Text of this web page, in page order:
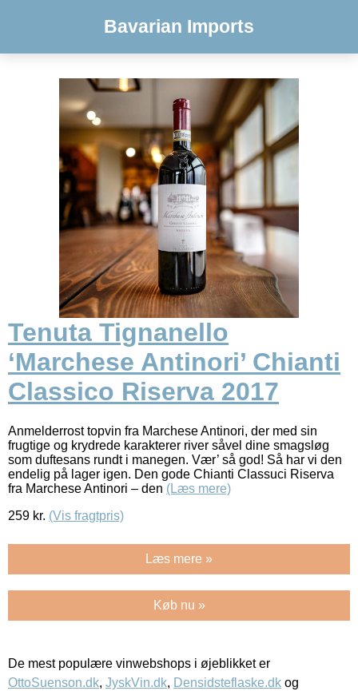
Bavarian Imports
Tenuta Tignanello
‘Marchese Antinori’ Chianti
Classico Riserva 2017
Anmelderrost topvin fra Marchese Antinori, der med sin
frugtige og krydrede karakterer river såvel dine smagsløg
som duftesans rundt i manegen. Vær’ så god! Så har vi den
endelig på lager igen. Den gode Chianti Classuci Riserva
fra Marchese Antinori – den (Læs mere)
259 kr. (Vis fragtpris)
Læs mere »
Køb nu »
De mest populære vinwebshops i øjeblikket er
OttoSuenson.dk, JyskVin.dk, Densidsteflaske.dk og